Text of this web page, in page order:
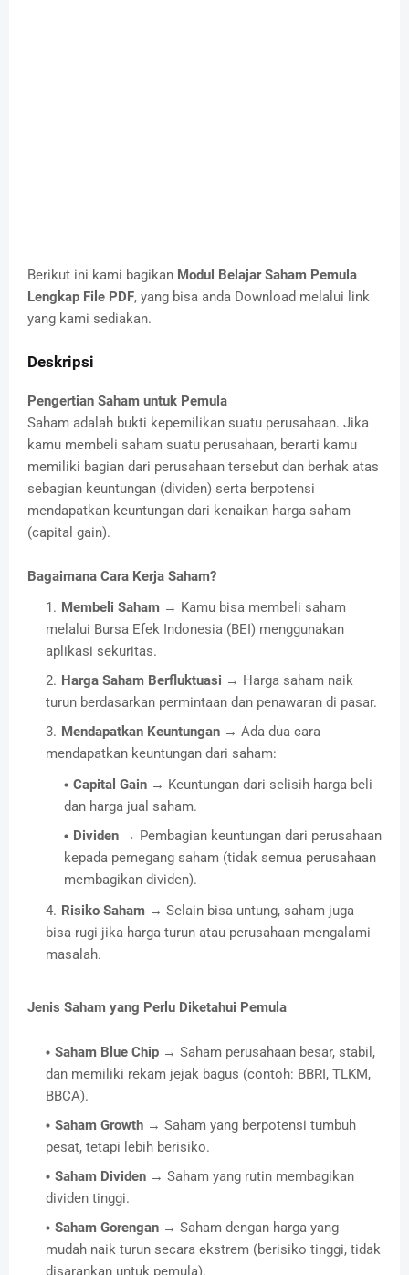
Berikut ini kami bagikan Modul Belajar Saham Pemula
Lengkap File PDF, yang bisa anda Download melalui link
yang kami sediakan.
Deskripsi
Pengertian Saham untuk Pemula
Saham adalah bukti kepemilikan suatu perusahaan. Jika
kamu membeli saham suatu perusahaan, berarti kamu
memiliki bagian dari perusahaan tersebut dan berhak atas
sebagian keuntungan (dividen) serta berpotensi
mendapatkan keuntungan dari kenaikan harga saham
(capital gain).
Bagaimana Cara Kerja Saham?
Membeli Saham → Kamu bisa membeli saham
melalui Bursa Efek Indonesia (BEI) menggunakan
aplikasi sekuritas.
Harga Saham Berfluktuasi → Harga saham naik
turun berdasarkan permintaan dan penawaran di pasar.
Mendapatkan Keuntungan → Ada dua cara
mendapatkan keuntungan dari saham:
Capital Gain → Keuntungan dari selisih harga beli
dan harga jual saham.
Dividen → Pembagian keuntungan dari perusahaan
kepada pemegang saham (tidak semua perusahaan
membagikan dividen).
Risiko Saham → Selain bisa untung, saham juga
bisa rugi jika harga turun atau perusahaan mengalami
masalah.
Jenis Saham yang Perlu Diketahui Pemula
Saham Blue Chip → Saham perusahaan besar, stabil,
dan memiliki rekam jejak bagus (contoh: BBRI, TLKM,
BBCA).
Saham Growth → Saham yang berpotensi tumbuh
pesat, tetapi lebih berisiko.
Saham Dividen → Saham yang rutin membagikan
dividen tinggi.
Saham Gorengan → Saham dengan harga yang
mudah naik turun secara ekstrem (berisiko tinggi, tidak
disarankan untuk pemula).